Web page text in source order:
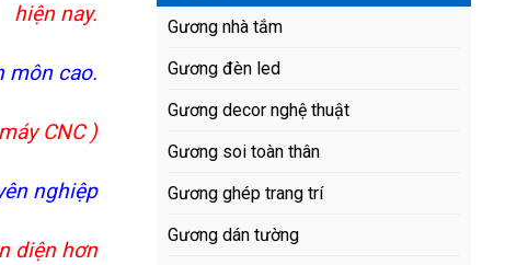
hiện nay.
môn cao.
CNC )
nghiệp
diện hơn
Gương nhà tắm
Gương đèn led
Gương decor nghệ thuật
Gương soi toàn thân
Gương ghép trang trí
Gương dán tường